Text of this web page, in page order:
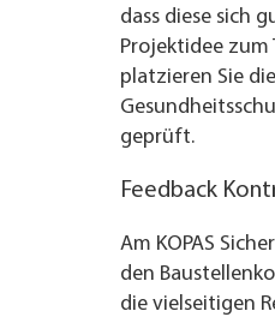
dass diese sich
Projektidee zum
platzieren Sie
geprüft.
Feedback
Am KOPAS
den
die vielseitigen